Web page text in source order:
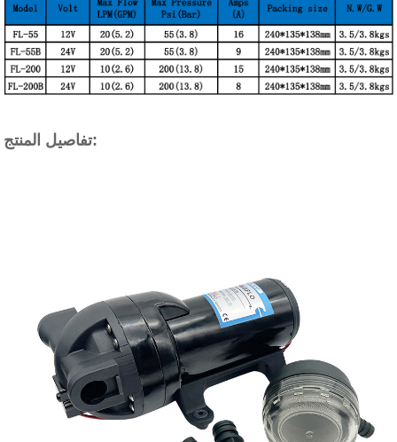
تفاصيل المنتج: